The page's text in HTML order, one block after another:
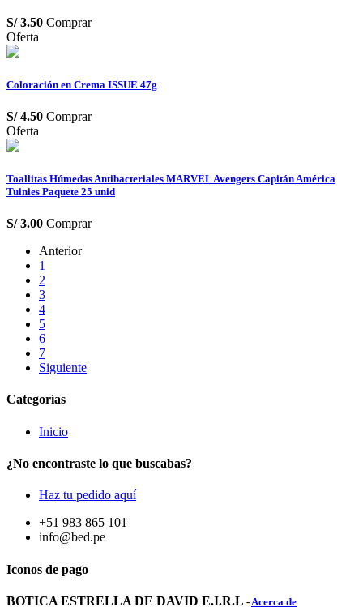
S/3.50 Comprar
Oferta
Coloración en Crema ISSUE 47g
S/4.50 Comprar
Oferta
Toallitas Húmedas Antibacteriales MARVEL Avengers Capitán América
Tuinies Paquete 25 unid
S/3.00 Comprar
Anterior
1
2
3
4
5
6
7
Siguiente
Categorías
Inicio
¿No encontraste lo que buscabas?
Haz tu pedido aquí
+51 983 865 101
info@bed.pe
Iconos de pago
BOTICA ESTRELLA DE DAVID E.I.R.L - Acerca de